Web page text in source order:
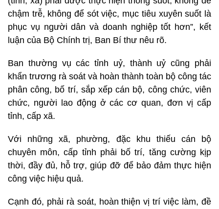
chậm trễ, không để sót việc, mục tiêu xuyên suốt là
phục vụ người dân và doanh nghiệp tốt hơn”, kết
luận của Bộ Chính trị, Ban Bí thư nêu rõ.
Ban thường vụ các tỉnh uỷ, thành uỷ cũng phải
khẩn trương rà soát và hoàn thành toàn bộ công tác
phân công, bố trí, sắp xếp cán bộ, công chức, viên
chức, người lao động ở các cơ quan, đơn vị cấp
tỉnh, cấp xã.
Với những xã, phường, đặc khu thiếu cán bộ
chuyên môn, cấp tỉnh phải bố trí, tăng cường kịp
thời, đầy đủ, hỗ trợ, giúp đỡ để bảo đảm thực hiện
công việc hiệu quả.
Cạnh đó, phải rà soát, hoàn thiện vị trí việc làm, đề